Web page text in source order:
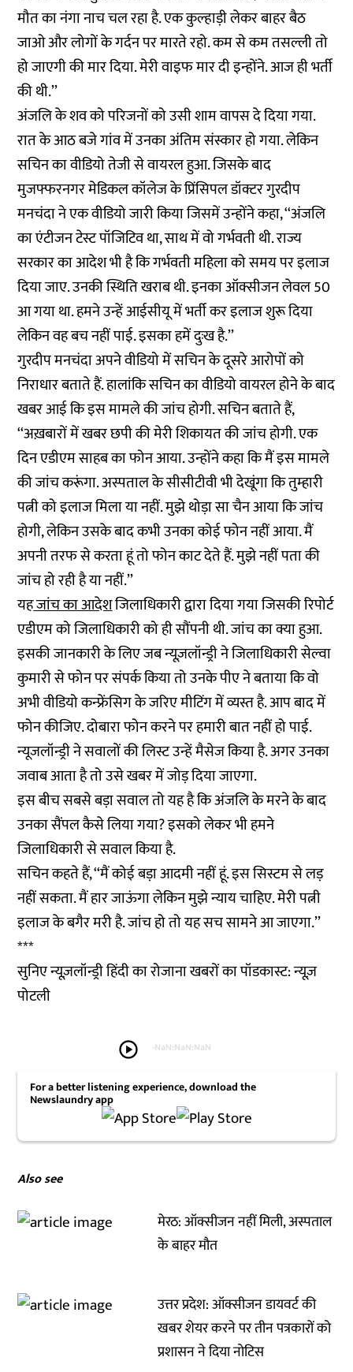
मौत का नंगा नाच चल रहा है. एक कुल्हाड़ी लेकर बाहर बैठ
जाओ और लोगों के गर्दन पर मारते रहो. कम से कम तसल्ली तो
हो जाएगी की मार दिया. मेरी वाइफ मार दी इन्होंने. आज ही भर्ती
की थी.’’
अंजलि के शव को परिजनों को उसी शाम वापस दे दिया गया.
रात के आठ बजे गांव में उनका अंतिम संस्कार हो गया. लेकिन
सचिन का वीडियो तेजी से वायरल हुआ. जिसके बाद
मुजफ्फरनगर मेडिकल कॉलेज के प्रिंसिपल डॉक्टर गुरदीप
मनचंदा ने एक वीडियो जारी किया जिसमें उन्होंने कहा, ‘‘अंजलि
का एंटीजन टेस्ट पॉजिटिव था, साथ में वो गर्भवती थी. राज्य
सरकार का आदेश भी है कि गर्भवती महिला को समय पर इलाज
दिया जाए. उनकी स्थिति खराब थी. इनका ऑक्सीजन लेवल 50
आ गया था. हमने उन्हें आईसीयू में भर्ती कर इलाज शुरू दिया
लेकिन वह बच नहीं पाई. इसका हमें दुःख है.’’
गुरदीप मनचंदा अपने वीडियो में सचिन के दूसरे आरोपों को
निराधार बताते हैं. हालांकि सचिन का वीडियो वायरल होने के बाद
खबर आई कि इस मामले की जांच होगी. सचिन बताते हैं,
‘‘अख़बारों में खबर छपी की मेरी शिकायत की जांच होगी. एक
दिन एडीएम साहब का फोन आया. उन्होंने कहा कि मैं इस मामले
की जांच करूंगा. अस्पताल के सीसीटीवी भी देखूंगा कि तुम्हारी
पत्नी को इलाज मिला या नहीं. मुझे थोड़ा सा चैन आया कि जांच
होगी, लेकिन उसके बाद कभी उनका कोई फोन नहीं आया. मैं
अपनी तरफ से करता हूं तो फोन काट देते हैं. मुझे नहीं पता की
जांच हो रही है या नहीं.’’
यहजांच का आदेशजिलाधिकारी द्वारा दिया गया जिसकी रिपोर्ट
एडीएम को जिलाधिकारी को ही सौंपनी थी. जांच का क्या हुआ.
इसकी जानकारी के लिए जब न्यूज़लॉन्ड्री ने जिलाधिकारी सेल्वा
कुमारी से फोन पर संपर्क किया तो उनके पीए ने बताया कि वो
अभी वीडियो कन्फ्रेंसिग के जरिए मीटिंग में व्यस्त है. आप बाद में
फोन कीजिए. दोबारा फोन करने पर हमारी बात नहीं हो पाई.
न्यूजलॉन्ड्री ने सवालों की लिस्ट उन्हें मैसेज किया है. अगर उनका
जवाब आता है तो उसे खबर में जोड़ दिया जाएगा.
इस बीच सबसे बड़ा सवाल तो यह है कि अंजलि के मरने के बाद
उनका सैंपल कैसे लिया गया? इसको लेकर भी हमने
जिलाधिकारी से सवाल किया है.
सचिन कहते हैं, ‘‘मैं कोई बड़ा आदमी नहीं हूं. इस सिस्टम से लड़
नहीं सकता. मैं हार जाऊंगा लेकिन मुझे न्याय चाहिए. मेरी पत्नी
इलाज के बगैर मरी है. जांच हो तो यह सच सामने आ जाएगा.’’
***
सुनिए न्यूज़लॉन्ड्री हिंदी का रोजाना खबरों का पॉडकास्ट: न्यूज़
पोटली
play_circle -NaN:NaN:NaN
For a better listening experience, download the
Newslaundry app
Also see
मेरठ: ऑक्सीजन नहीं मिली, अस्पताल
के बाहर मौत
उत्तर प्रदेश: ऑक्सीजन डायवर्ट की
खबर शेयर करने पर तीन पत्रकारों को
प्रशासन ने दिया नोटिस